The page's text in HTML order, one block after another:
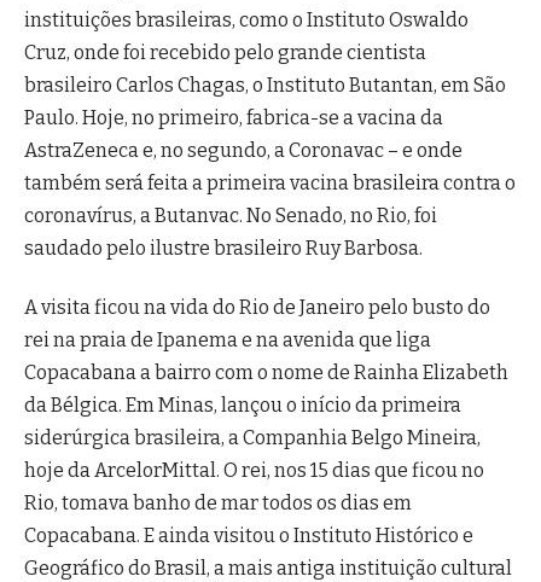
instituições brasileiras, como o Instituto Oswaldo
Cruz, onde foi recebido pelo grande cientista
brasileiro Carlos Chagas, o Instituto Butantan, em São
Paulo. Hoje, no primeiro, fabrica-se a vacina da
AstraZeneca e, no segundo, a Coronavac – e onde
também será feita a primeira vacina brasileira contra o
coronavírus, a Butanvac. No Senado, no Rio, foi
saudado pelo ilustre brasileiro Ruy Barbosa.
A visita ficou na vida do Rio de Janeiro pelo busto do
rei na praia de Ipanema e na avenida que liga
Copacabana a bairro com o nome de Rainha Elizabeth
da Bélgica. Em Minas, lançou o início da primeira
siderúrgica brasileira, a Companhia Belgo Mineira,
hoje da ArcelorMittal. O rei, nos 15 dias que ficou no
Rio, tomava banho de mar todos os dias em
Copacabana. E ainda visitou o Instituto Histórico e
Geográfico do Brasil, a mais antiga instituição cultural